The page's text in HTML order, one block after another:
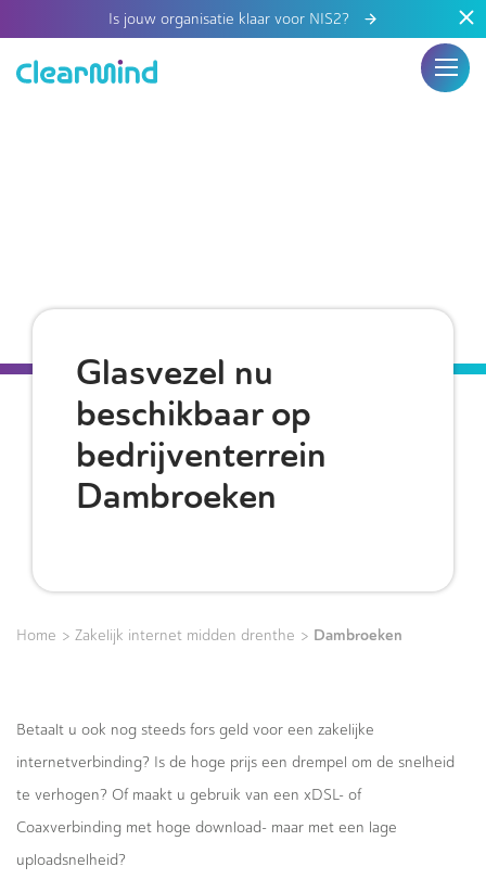
Is jouw organisatie klaar voor NIS2?
Glasvezel nu
beschikbaar op
bedrijventerrein
Dambroeken
Home > Zakelijk internet midden drenthe > Dambroeken
Betaalt u ook nog steeds fors geld voor een zakelijke
internetverbinding? Is de hoge prijs een drempel om de snelheid
te verhogen? Of maakt u gebruik van een xDSL- of
Coaxverbinding met hoge download- maar met een lage
uploadsnelheid?